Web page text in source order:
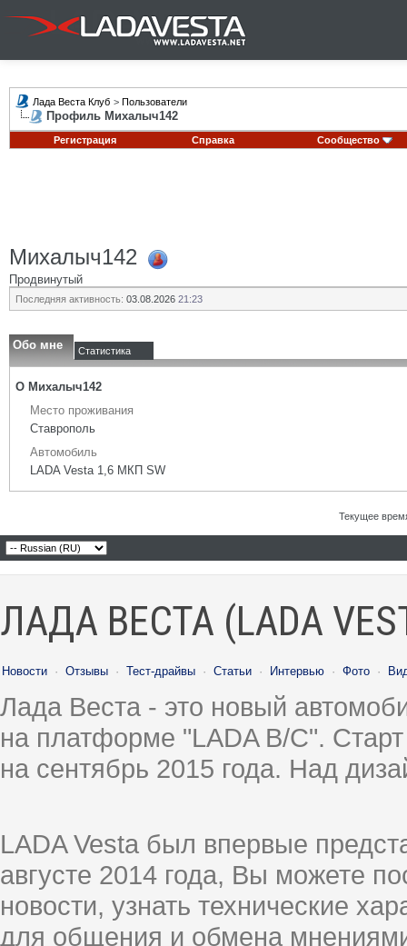
Лада Веста Клуб > Пользователи
Профиль Михалыч142
Регистрация Справка Сообщество
Михалыч142
Продвинутый
Последняя активность: 03.08.2026 21:23
Обо мне Статистика
О Михалыч142
Место проживания
Ставрополь
Автомобиль
LADA Vesta 1,6 МКП SW
Текущее
ЛАДА ВЕСТА (LADA
Новости · Отзывы · Тест-драйвы · Статьи · Интервью · Фото ·
Лада Веста - это новый
на платформе "LADA B/C".
на сентябрь 2015 года. Над
LADA Vesta был впервые
августе 2014 года, Вы можете
новости, узнать технические
для общения и обмена